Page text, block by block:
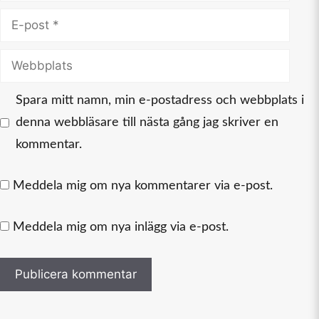
Webbplats
Spara mitt namn, min e-postadress och webbplats i
denna webbläsare till nästa gång jag skriver en
kommentar.
Meddela mig om nya kommentarer via e-post.
Meddela mig om nya inlägg via e-post.